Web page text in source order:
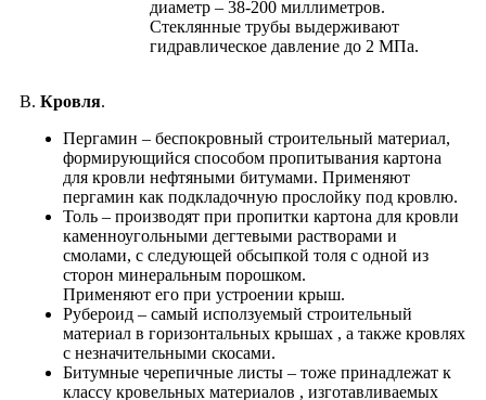
диаметр – 38-200 миллиметров.
Стеклянные трубы выдерживают
гидравлическое давление до 2 МПа.
В. Кровля.
Пергамин – беспокровный строительный материал,
формирующийся способом пропитывания картона
для кровли нефтяными битумами. Применяют
пергамин как подкладочную прослойку под кровлю.
Толь – производят при пропитки картона для кровли
каменноугольными дегтевыми растворами и
смолами, с следующей обсыпкой толя с одной из
сторон минеральным порошком.
Применяют его при устроении крыш.
Рубероид – самый исползуемый строительный
материал в горизонтальных крышах , а также кровлях
с незначительными скосами.
Битумные черепичные листы – тоже принадлежат к
классу кровельных материалов , изготавливаемых